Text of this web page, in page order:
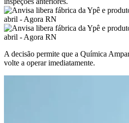
A decisão permite que a Química
volte a operar imediatamente.